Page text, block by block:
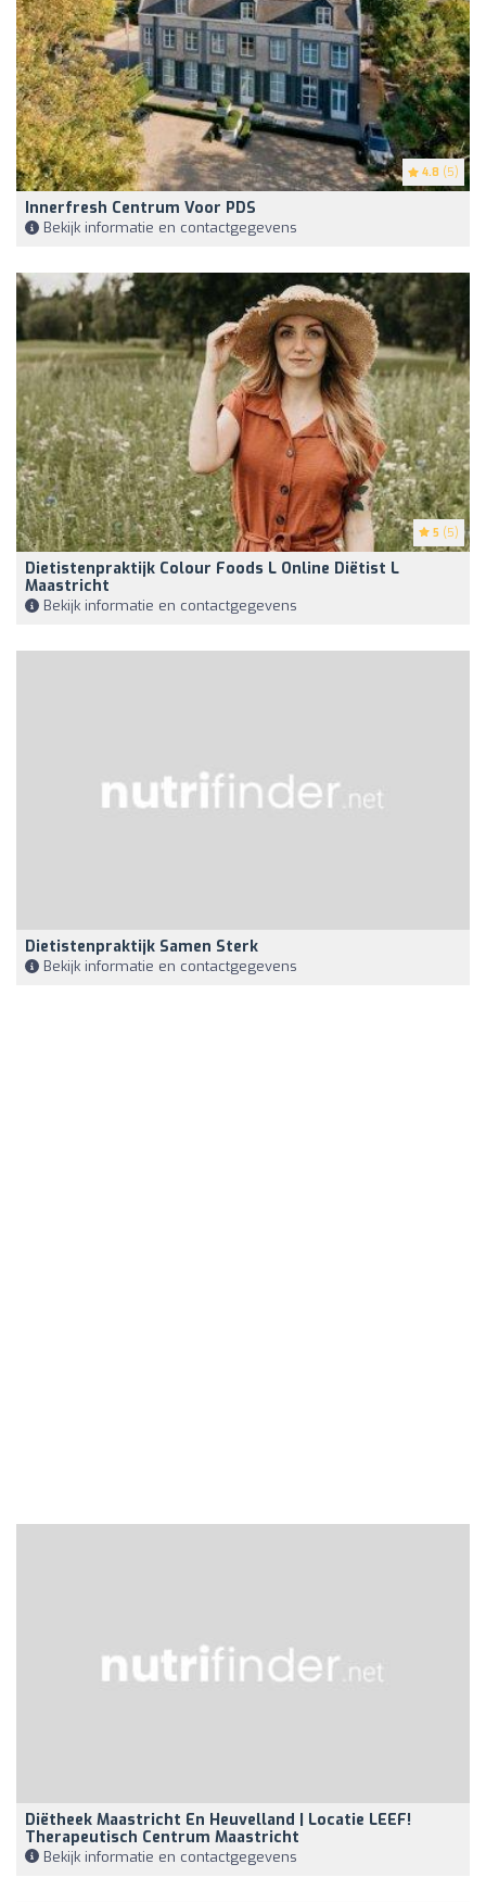
4.8 (5)
Innerfresh Centrum Voor PDS
Bekijk informatie en contactgegevens
5 (5)
Dietistenpraktijk Colour Foods L Online Diëtist L
Maastricht
Bekijk informatie en contactgegevens
Dietistenpraktijk Samen Sterk
Bekijk informatie en contactgegevens
Diëtheek Maastricht En Heuvelland | Locatie LEEF!
Therapeutisch Centrum Maastricht
Bekijk informatie en contactgegevens